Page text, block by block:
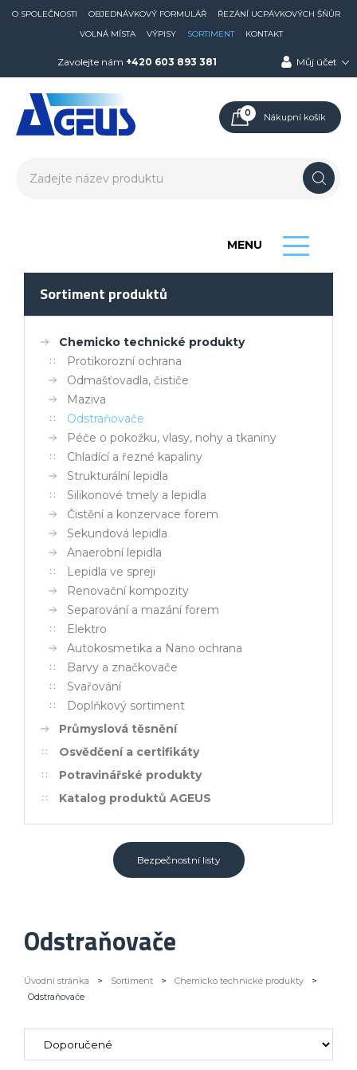
O SPOLEČNOSTI OBJEDNÁVKOVÝ FORMULÁŘ
ŘEZÁNÍ UCPÁVKOVÝCH ŠŇŮR
VOLNÁ MÍSTA
VÝPISY SORTIMENT KONTAKT
Zavolejte nám +420 603 893 381 Můj účet
0 Nákupní košík
MENU
Sortiment produktů
Chemicko technické produkty
Protikorozní ochrana
Odmašťovadla, čističe
Maziva
Odstraňovače
Péče o pokožku, vlasy, nohy a tkaniny
Chladící a řezné kapaliny
Strukturální lepidla
Silikonové tmely a lepidla
Čistění a konzervace forem
Sekundová lepidla
Anaerobní lepidla
Lepidla ve spreji
Renovační kompozity
Separování a mazání forem
Elektro
Autokosmetika a Nano ochrana
Barvy a značkovače
Svařování
Doplňkový sortiment
Průmyslová těsnění
Osvědčení a certifikáty
Potravinářské produkty
Katalog produktů AGEUS
Bezpečnostní listy
Odstraňovače
Úvodní stránka > Sortiment > Chemicko technické produkty
>
Odstraňovače